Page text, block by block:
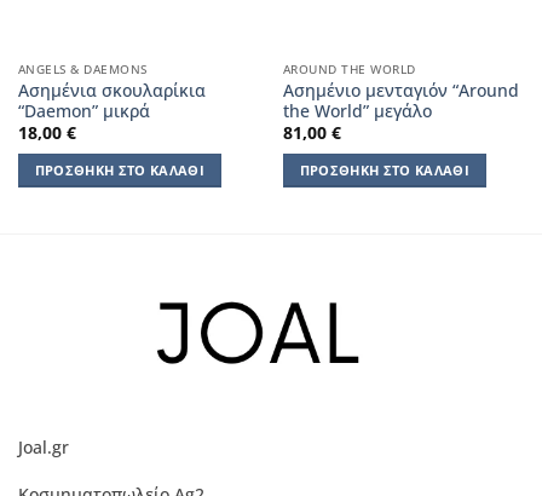
ANGELS & DAEMONS
Ασημένια σκουλαρίκια
“Daemon” μικρά
18,00 €
ΠΡΟΣΘΉΚΗ ΣΤΟ ΚΑΛΆΘΙ
AROUND THE WORLD
Ασημένιο μενταγιόν “Around
the World” μεγάλο
81,00 €
ΠΡΟΣΘΉΚΗ ΣΤΟ ΚΑΛΆΘΙ
Joal.gr